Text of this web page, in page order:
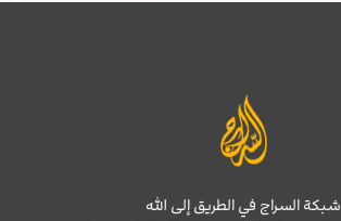
شبكة السراج في الطريق إلى الله